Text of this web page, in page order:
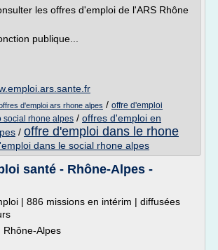
les offres d'emploi de l'ARS Rhône
publique...
d'emploi ars rhone alpes / offre d'emploi
social rhone alpes / offres d'emploi en
/ offre d'emploi dans le rhone
dans le social rhone alpes
santé - Rhône-Alpes -
| 886 missions en intérim | diffusées
Rhône-Alpes